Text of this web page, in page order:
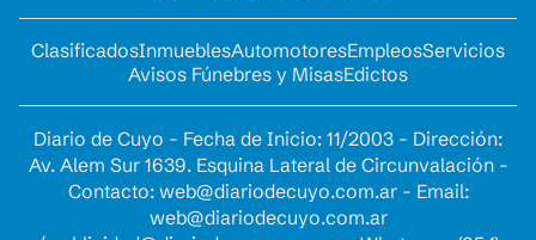
ClasificadosInmueblesAutomotoresEmpleosServicios
Avisos Fúnebres y MisasEdictos
Diario de Cuyo - Fecha de Inicio: 11/2003 - Dirección:
Av. Alem Sur 1639. Esquina Lateral de Circunvalación -
Contacto: web@diariodecuyo.com.ar- Email:
web@diariodecuyo.com.ar